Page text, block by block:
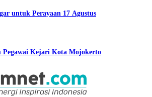
untuk Perayaan 17 Agustus
Pegawai Kejari Kota Mojokerto